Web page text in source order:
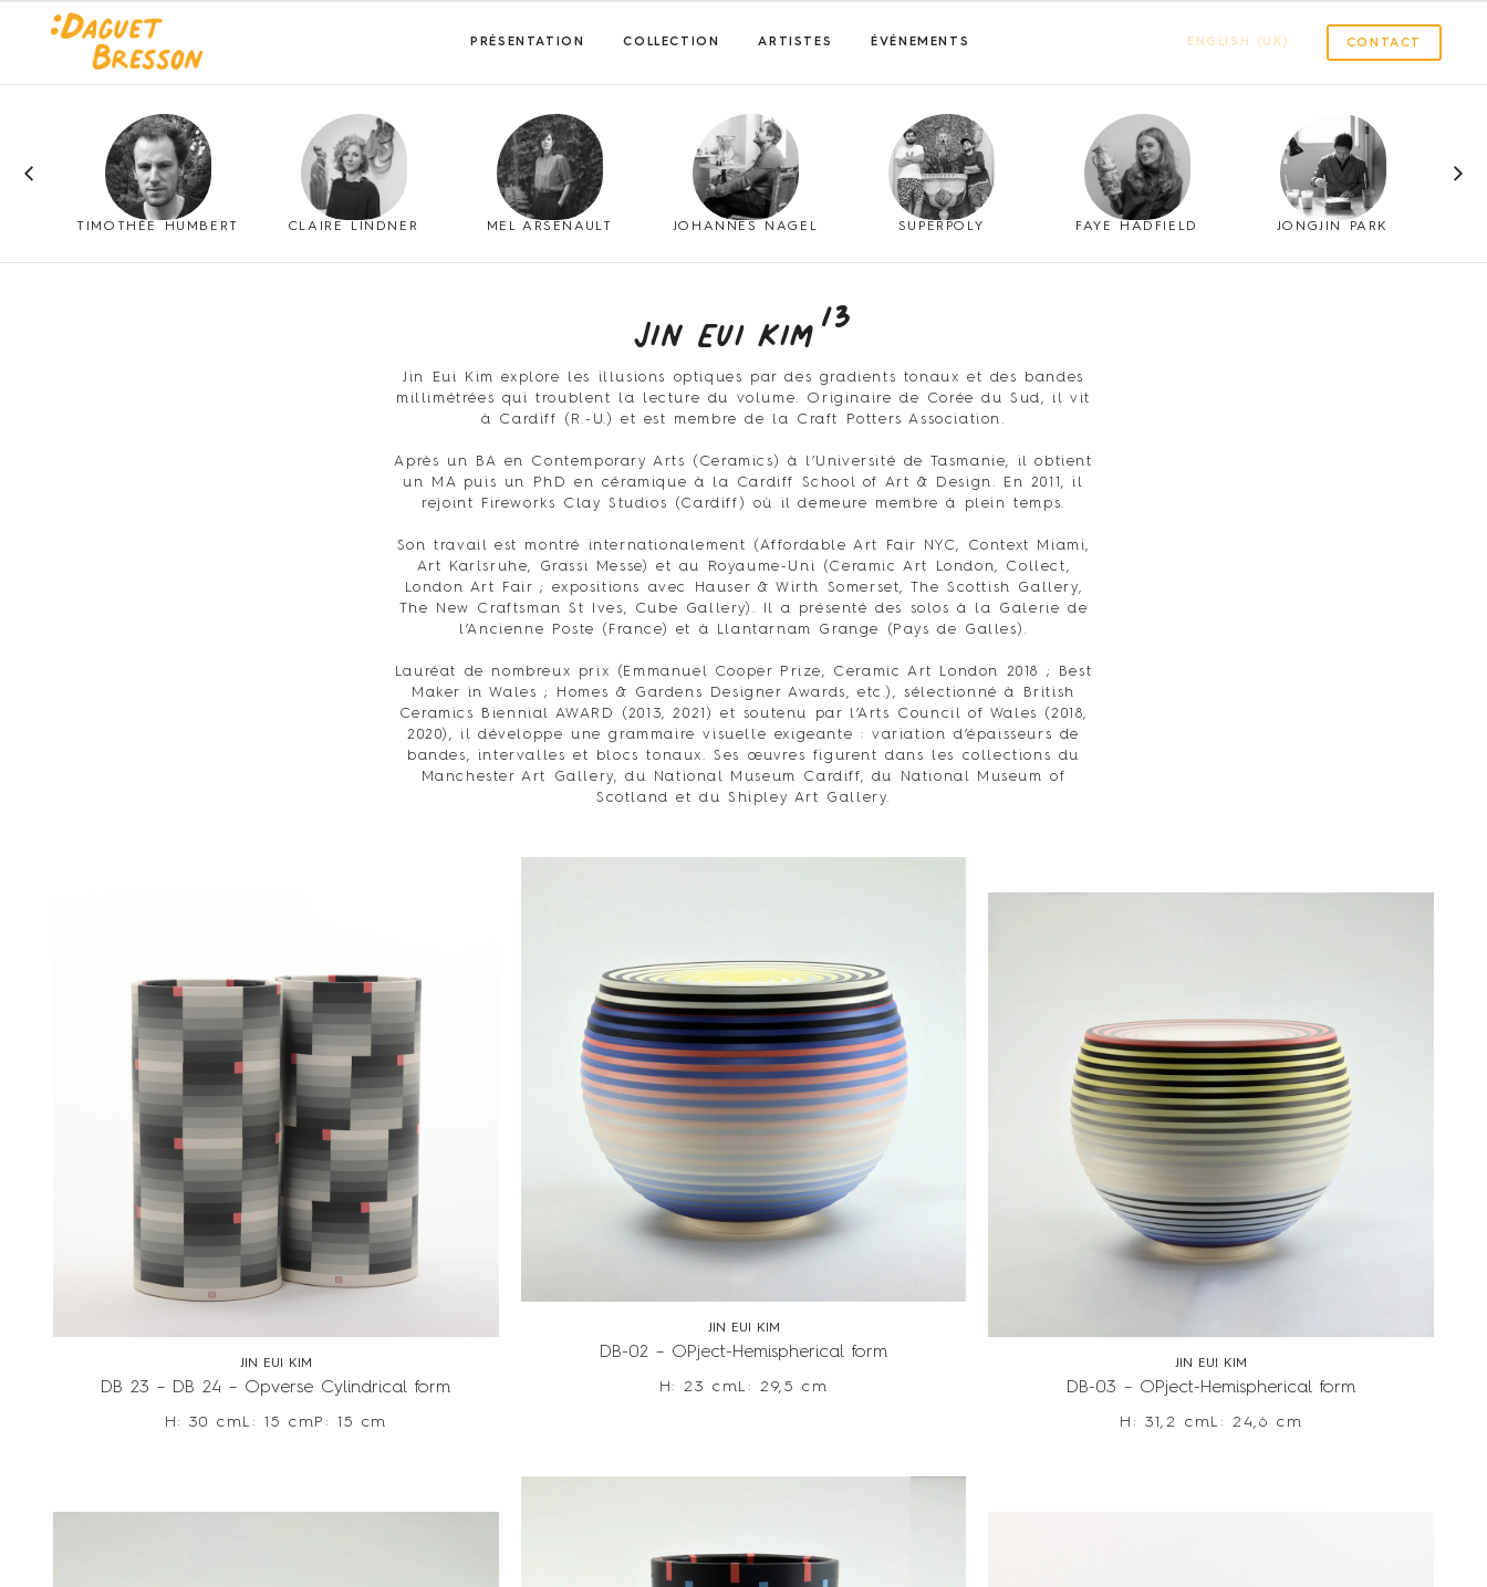
PRÉSENTATION COLLECTION ARTISTES ÉVÉNEMENTS ENGLISH (UK) CONTACT
TIMOTHÉE HUMBERT CLAIRE LINDNER MEL ARSENAULT JOHANNES NAGEL SUPERPOLY FAYE HADFIELD JONGJIN PARK
Jin Eui Kim13
Jin Eui Kim explore les illusions optiques par des gradients tonaux et des bandes
millimétrées qui troublent la lecture du volume. Originaire de Corée du Sud, il vit
à Cardiff (R.-U.) et est membre de la Craft Potters Association.
Après un BA en Contemporary Arts (Ceramics) à l’Université de Tasmanie, il obtient
un MA puis un PhD en céramique à la Cardiff School of Art & Design. En 2011, il
rejoint Fireworks Clay Studios (Cardiff) où il demeure membre à plein temps.
Son travail est montré internationalement (Affordable Art Fair NYC, Context Miami,
Art Karlsruhe, Grassi Messe) et au Royaume-Uni (Ceramic Art London, Collect,
London Art Fair ; expositions avec Hauser & Wirth Somerset, The Scottish Gallery,
The New Craftsman St Ives, Cube Gallery). Il a présenté des solos à la Galerie de
l’Ancienne Poste (France) et à Llantarnam Grange (Pays de Galles).
Lauréat de nombreux prix (Emmanuel Cooper Prize, Ceramic Art London 2018 ; Best
Maker in Wales ; Homes & Gardens Designer Awards, etc.), sélectionné à British
Ceramics Biennial AWARD (2013, 2021) et soutenu par l’Arts Council of Wales (2018,
2020), il développe une grammaire visuelle exigeante : variation d’épaisseurs de
bandes, intervalles et blocs tonaux. Ses œuvres figurent dans les collections du
Manchester Art Gallery, du National Museum Cardiff, du National Museum of
Scotland et du Shipley Art Gallery.
JIN EUI KIM
DB 23 – DB 24 – Opverse Cylindrical form
H: 30 cm L: 15 cm P: 15 cm
JIN EUI KIM
DB-02 – OPject-Hemispherical form
H: 23 cm L: 29,5 cm
JIN EUI KIM
DB-03 – OPject-Hemispherical form
H: 31,2 cm L: 24,6 cm